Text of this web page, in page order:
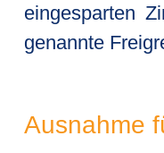
eingesparten
genannte
Ausnahme